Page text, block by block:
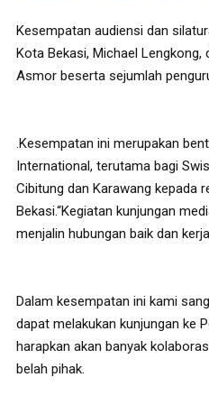
Kesempatan audiensi dan
Kota Bekasi, Michael Lengkong,
Asmor beserta sejumlah
.Kesempatan ini merupakan
International, terutama bagi
Cibitung dan Karawang kepada
Bekasi.“Kegiatan kunjungan
menjalin hubungan baik dan
Dalam kesempatan ini kami
dapat melakukan kunjungan ke
harapkan akan banyak
belah pihak.